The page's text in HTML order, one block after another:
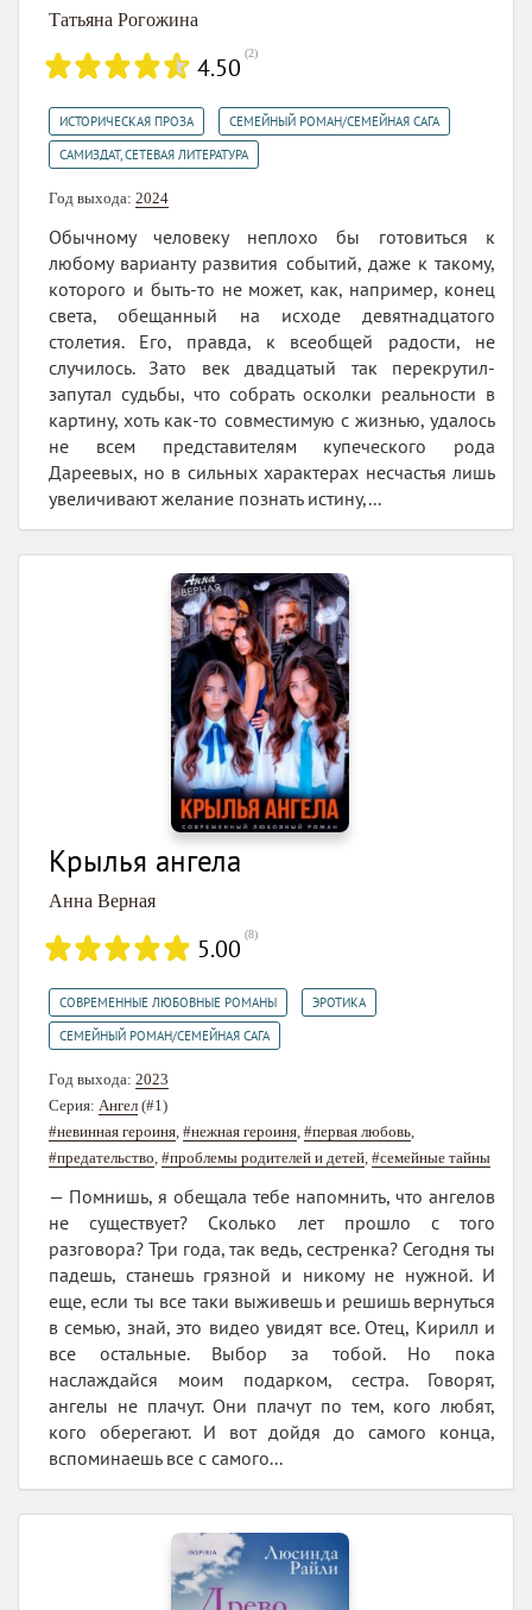
Татьяна Рогожина
4.50 (2)
ИСТОРИЧЕСКАЯ ПРОЗА СЕМЕЙНЫЙ РОМАН/СЕМЕЙНАЯ САГА
САМИЗДАТ, СЕТЕВАЯ ЛИТЕРАТУРА
Год выхода: 2024
Обычному человеку неплохо бы готовиться к
любому варианту развития событий, даже к такому,
которого и быть-то не может, как, например, конец
света, обещанный на исходе девятнадцатого
столетия. Его, правда, к всеобщей радости, не
случилось. Зато век двадцатый так перекрутил-
запутал судьбы, что собрать осколки реальности в
картину, хоть как-то совместимую с жизнью, удалось
не всем представителям купеческого рода
Дареевых, но в сильных характерах несчастья лишь
увеличивают желание познать истину,...
Крылья ангела
Анна Верная
5.00 (8)
СОВРЕМЕННЫЕ ЛЮБОВНЫЕ РОМАНЫ ЭРОТИКА
СЕМЕЙНЫЙ РОМАН/СЕМЕЙНАЯ САГА
Год выхода: 2023
Серия: Ангел (#1)
#невинная героиня, #нежная героиня, #первая любовь,
#предательство, #проблемы родителей и детей, #семейные тайны
— Помнишь, я обещала тебе напомнить, что ангелов
не существует? Сколько лет прошло с того
разговора? Три года, так ведь, сестренка? Сегодня ты
падешь, станешь грязной и никому не нужной. И
еще, если ты все таки выживешь и решишь вернуться
в семью, знай, это видео увидят все. Отец, Кирилл и
все остальные. Выбор за тобой. Но пока
наслаждайся моим подарком, сестра. Говорят,
ангелы не плачут. Они плачут по тем, кого любят,
кого оберегают. И вот дойдя до самого конца,
вспоминаешь все с самого...